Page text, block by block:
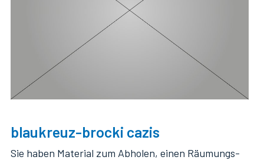
blaukreuz-brocki cazis
Sie haben Material zum Abholen, einen Räumungs-